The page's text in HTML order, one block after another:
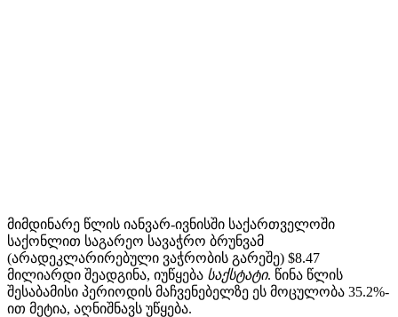
მიმდინარე წლის იანვარ-ივნისში საქართველოში
საქონლით საგარეო სავაჭრო ბრუნვამ
(არადეკლარირებული ვაჭრობის გარეშე) $8.47
მილიარდი შეადგინა, იუწყება საქსტატი. წინა წლის
შესაბამისი პერიოდის მაჩვენებელზე ეს მოცულობა 35.2%-
ით მეტია, აღნიშნავს უწყება.